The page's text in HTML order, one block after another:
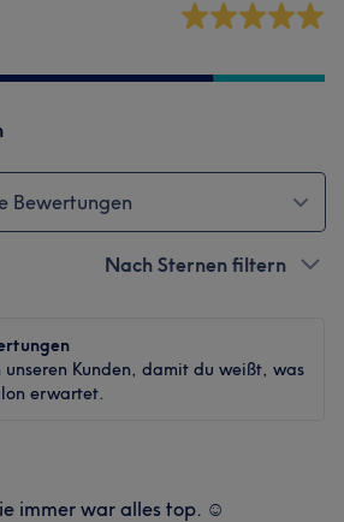
Bewertungen
Nach Sternen filtern
unseren Kunden, damit du weißt, was
erwartet.
immer war alles top. ☺️